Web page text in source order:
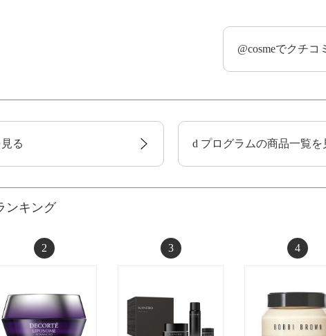
@cosmeでクチ
る d プログラムの商品一覧を
ンキング
2 3 4